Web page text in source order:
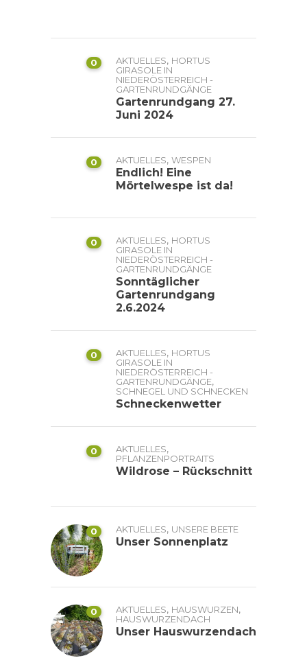
0 AKTUELLES, HORTUS
GIRASOLE IN
NIEDERÖSTERREICH -
GARTENRUNDGÄNGE
Gartenrundgang 27.
Juni 2024
0 AKTUELLES, WESPEN
Endlich! Eine
Mörtelwespe ist da!
0 AKTUELLES, HORTUS
GIRASOLE IN
NIEDERÖSTERREICH -
GARTENRUNDGÄNGE
Sonntäglicher
Gartenrundgang
2.6.2024
0 AKTUELLES, HORTUS
GIRASOLE IN
NIEDERÖSTERREICH -
GARTENRUNDGÄNGE,
SCHNEGEL UND SCHNECKEN
Schneckenwetter
0 AKTUELLES,
PFLANZENPORTRAITS
Wildrose – Rückschnitt
0 AKTUELLES, UNSERE BEETE
Unser Sonnenplatz
0 AKTUELLES, HAUSWURZEN,
HAUSWURZENDACH
Unser Hauswurzendach